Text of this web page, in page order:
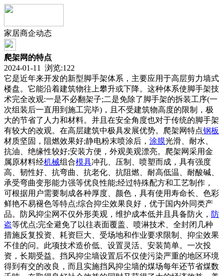
家居商企动态
爬架网的特点
2024-01-11 浏览:122
它是近年来开发的新型脚手架体系，主要应用于高层剪力墙式
楼盘。它能沿着建筑物往上攀升或下降。这种体系使脚手架技
术完全改观:一是不必翻架子;二是免除了脚手架的拆装工序(一
次组装后一直用到施工完毕)，且不受建筑物高度的限制，极
大的节省了人力和材料。并且在安全角度也对于传统的脚手架
有较大的改观。在高层建筑中极具发展优势。爬架网特点钢板
材质坚固，阻燃效果好;静电粉末喷涂后， 涂膜光滑、耐水、
抗油、绝缘性较好;安装方便，外观美观漂亮。爬架网采用金
属原材料经机械组合模具冲孔、压制、喷塑而成，具有强度
高、韧性好、抗弯曲、抗老化、抗阻燃、耐高低温、耐酸碱、
承受弯曲变形能力强等优良性能;经过特殊配方和工艺制作，
可根据用户需要制成各种厚度、颜色，具有使用寿命长、色彩
鲜艳不易褪色等特点;综合抑尘效果良好，优于国内外同类产
品。防风抑尘网不仅外形美观，维护成本低并且具备防火， 防
盗等优点;完全避免了以往表面覆盖、喷淋技术、全封闭几种
措施反复投资、耗资巨大、受场地和作业要求限制、抑尘效果
不佳的问。此项技术造价低、设置灵活、安装简单。一次投
资，长期受益。挡风抑尘墙设置后不仅使污染严重的地区环境
得到有交的改良，而且实施挡风抑尘墙的煤场每年还节省煤数